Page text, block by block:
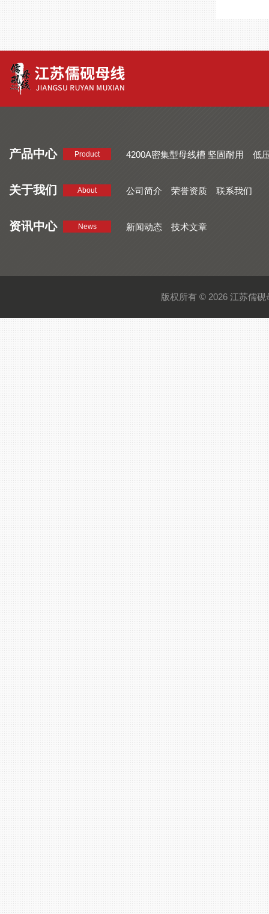
产品中心 Product 4200A密集型母线槽 坚固耐用
低
关于我们 About 公司简介 荣誉资质 联系我们
资讯中心 News 新闻动态 技术文章
版权所有 © 2026 江苏儒